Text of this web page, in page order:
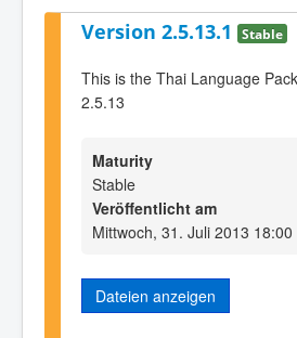
Version 2.5.13.1 Stable
This is the Thai Language
2.5.13
Maturity
Stable
Veröffentlicht am
Mittwoch, 31. Juli 2013 18:00
Dateien anzeigen